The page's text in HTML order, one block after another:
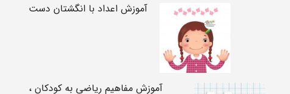
آموزش اعداد با انگشتان دست
آموزش مفاهیم ریاضی به کودکان ،